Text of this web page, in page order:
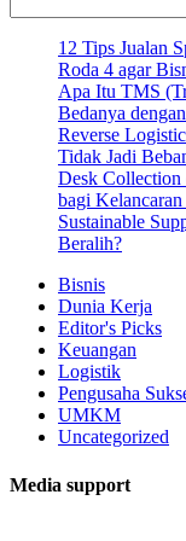
12 Tips Jualan
Roda 4 agar
Apa Itu TMS
Bedanya
Reverse
Tidak Jadi
Desk Collection
bagi
Sustainable
Beralih?
Bisnis
Dunia Kerja
Editor's Picks
Keuangan
Logistik
Pengusaha
UMKM
Uncategorized
Media support